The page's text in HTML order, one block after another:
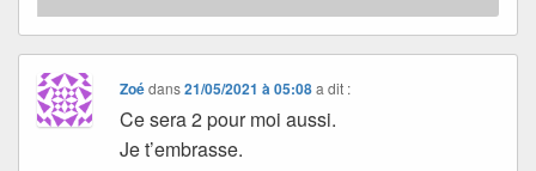
Zoédans21/05/2021 à 05:08 a dit :
Ce sera 2 pour moi aussi.
Je t’embrasse.